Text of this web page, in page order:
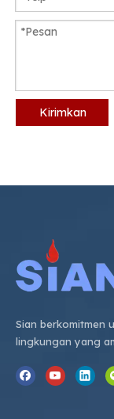
Kirimkan
Sian berkomitmen
lingkungan yang